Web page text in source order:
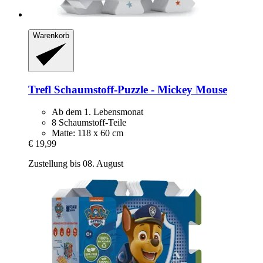
Warenkorb
Trefl Schaumstoff-​Puzzle -​ Mickey Mouse
Ab dem 1. Lebensmonat
8 Schaumstoff-Teile
Matte: 118 x 60 cm
€ 19,99
Zustellung bis 08. August